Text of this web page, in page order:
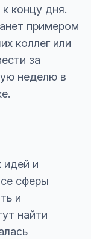
концу дня.
примером
коллег или
за
неделю в
идей и
сферы
и
найти